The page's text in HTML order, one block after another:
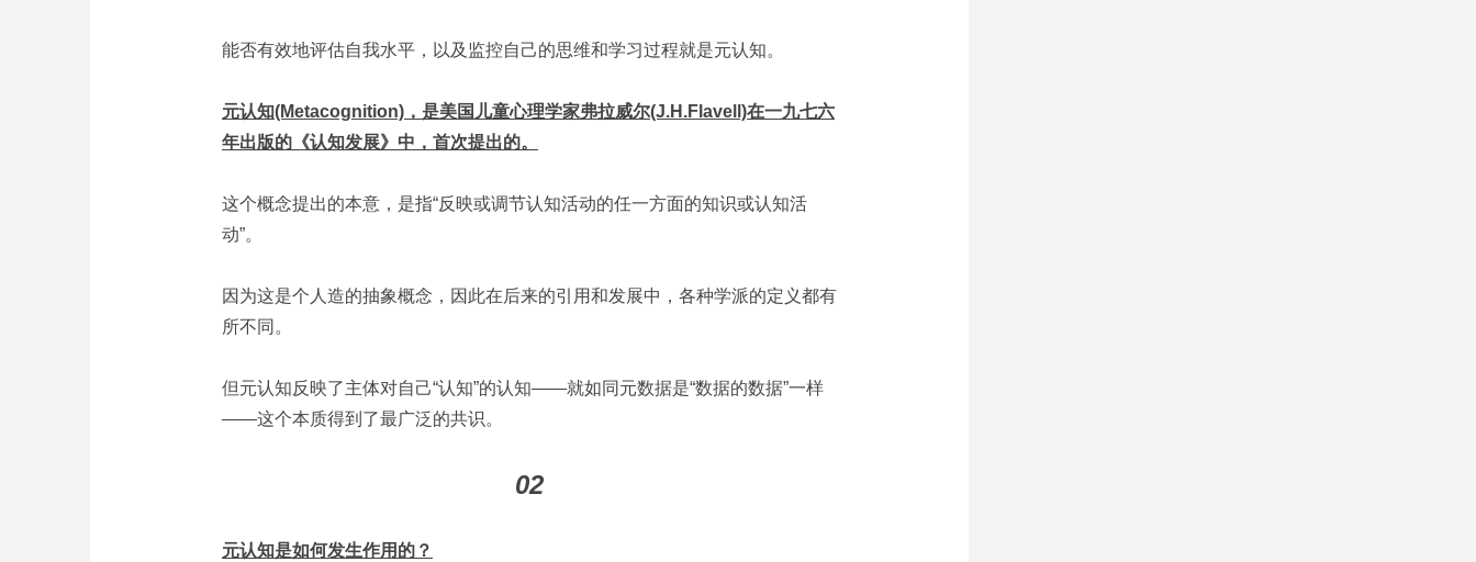
能否有效地评估自我水平，以及监控自己的思维和学习过程就是元认知。
元认知(Metacognition)，是美国儿童心理学家弗拉威尔(J.H.Flavell)在一九七六
年出版的《认知发展》中，首次提出的。
这个概念提出的本意，是指“反映或调节认知活动的任一方面的知识或认知活
动”。
因为这是个人造的抽象概念，因此在后来的引用和发展中，各种学派的定义都有
所不同。
但元认知反映了主体对自己“认知”的认知——就如同元数据是“数据的数据”一样
——这个本质得到了最广泛的共识。
02
元认知是如何发生作用的？